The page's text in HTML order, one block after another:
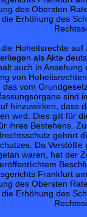
des Obersten
die Erhöhung des
Hoheitsrechte
als Akte
auch in
von
das vom
sind
hinzuwirken, dass
wird. Dies gilt für
ihres Bestehens.
gehört
Da
waren, hat der
Frankfurt
des Obersten
die Erhöhung des